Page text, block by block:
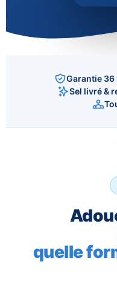
Garantie 36
Sel livré &
quelle